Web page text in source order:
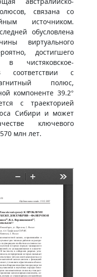
связана со
источником.
обусловлена
виртуального
достигшего
в чистяковское-
соответствии с
полюс,
компоненте 39.2°
с траекторией
Сибири и может
ключевого
млн лет.